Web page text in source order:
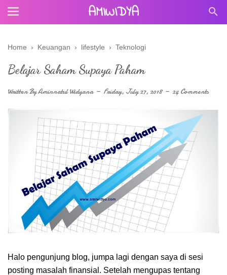
AMIWIDYA
Home › Keuangan › lifestyle › Teknologi
Belajar Saham Supaya Paham
Written ByAminnatul Widyana Friday, July 27, 2018 24 Comments
Halo pengunjung blog, jumpa lagi dengan saya di sesi
posting masalah finansial. Setelah mengupas tentang